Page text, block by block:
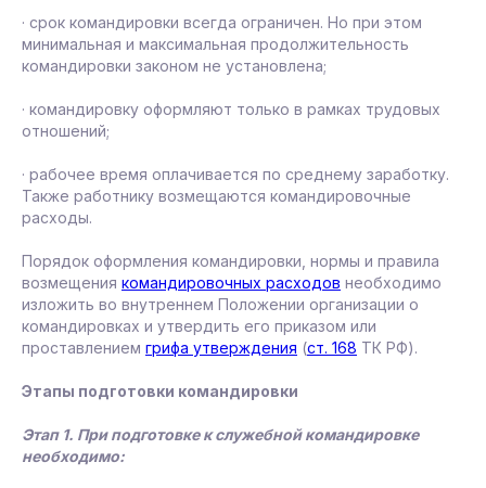
· срок командировки всегда ограничен. Но при этом
минимальная и максимальная продолжительность
командировки законом не установлена;
· командировку оформляют только в рамках трудовых
отношений;
· рабочее время оплачивается по среднему заработку.
Также работнику возмещаются командировочные
расходы.
Порядок оформления командировки, нормы и правила
возмещения командировочных расходов необходимо
изложить во внутреннем Положении организации о
командировках и утвердить его приказом или
проставлением грифа утверждения (ст. 168 ТК РФ).
Этапы подготовки командировки
Этап 1. При подготовке к служебной командировке
необходимо: